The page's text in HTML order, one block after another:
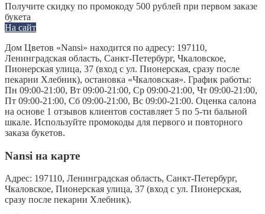
Получите скидку по промокоду 500 рублей при первом заказе
букета
На сайт
Дом Цветов «Nansi» находится по адресу: 197110,
Ленинградская область, Санкт-Петербург, Чкаловское,
Пионерская улица, 37 (вход с ул. Пионерская, сразу после
пекарни Хлебник), остановка «Чкаловская». График работы:
Пн 09:00-21:00, Вт 09:00-21:00, Ср 09:00-21:00, Чт 09:00-21:00,
Пт 09:00-21:00, Сб 09:00-21:00, Вс 09:00-21:00. Оценка салона
на основе 1 отзывов клиентов составляет 5 по 5-ти бальной
шкале. Используйте промокоды для первого и повторного
заказа букетов.
Nansi на карте
Адрес: 197110, Ленинградская область, Санкт-Петербург,
Чкаловское, Пионерская улица, 37 (вход с ул. Пионерская,
сразу после пекарни Хлебник).